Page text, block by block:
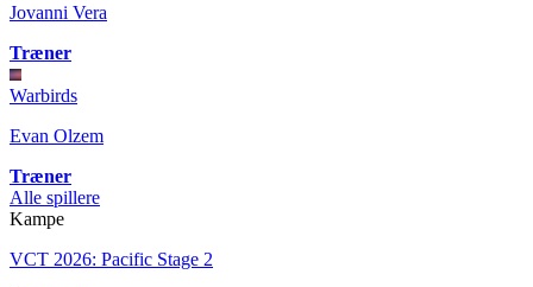
Jovanni Vera
Træner
Warbirds
Evan Olzem
Træner
Alle spillere
Kampe
VCT 2026: Pacific Stage 2